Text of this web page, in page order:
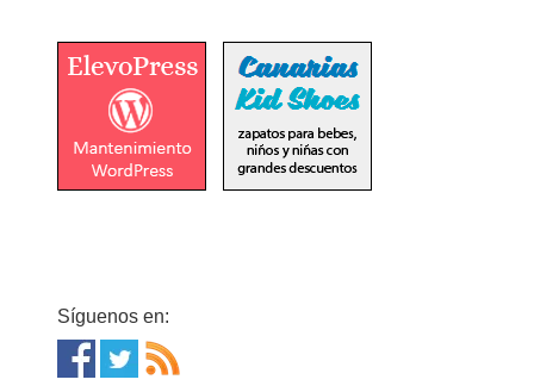
Síguenos en: